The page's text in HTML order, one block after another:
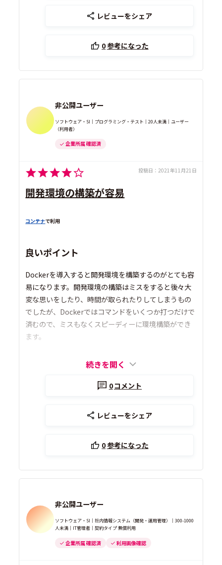
レビューをシェア
0参考になった
非公開ユーザー
ソフトウェア・SI｜プログラミング・テスト｜20人未満｜ユーザー
（利用者）
企業所属 確認済
投稿日： 2021年11月21日
開発環境の構築が容易
コンテナで利用
良いポイント
Dockerを導入すると開発環境を構築するのがとても容
易になります。開発環境の構築はミスをすると後々大
変な思いをしたり、時間が取られたりしてしまうもの
でしたが、Dockerではコマンドをいくつか打つだけで
済むので、ミスもなくスピーディーに環境構築ができ
ます。
続きを開く
0コメント
レビューをシェア
0参考になった
非公開ユーザー
ソフトウェア・SI｜社内情報システム（開発・運用管理）｜300-1000
人未満｜IT管理者｜契約タイプ 無償利用
企業所属 確認済 利用画像確認